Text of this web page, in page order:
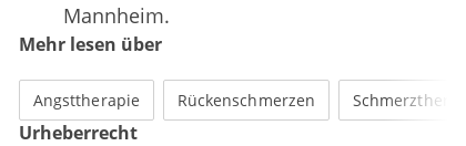
Mannheim.
Mehr lesen über
Angsttherapie Rückenschmerzen
Urheberrecht